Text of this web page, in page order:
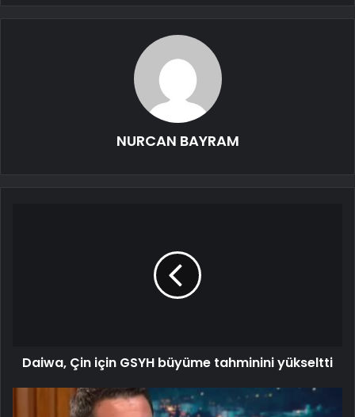
NURCAN BAYRAM
Daiwa, Çin için GSYH büyüme tahminini yükseltti